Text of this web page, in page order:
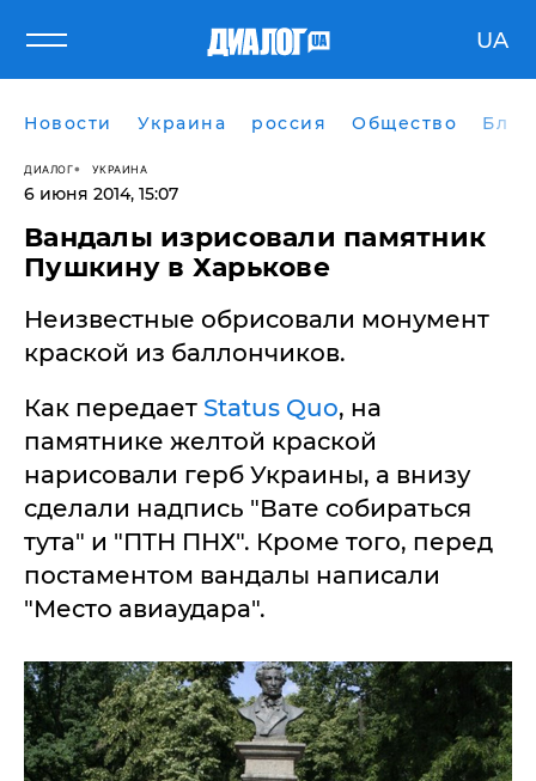
UA
Новости Украина россия Общество
ДИАЛОГ УКРАИНА
6 июня 2014, 15:07
Вандалы изрисовали памятник
Пушкину в Харькове
Неизвестные обрисовали монумент
краской из баллончиков.
Как передает Status Quo, на
памятнике желтой краской
нарисовали герб Украины, а внизу
сделали надпись "Вате собираться
тута" и "ПТН ПНХ". Кроме того, перед
постаментом вандалы написали
"Место авиаудара".